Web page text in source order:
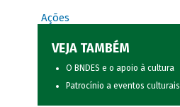
Ações
VEJA TAMBÉM
O BNDES e o apoio à cultura
Patrocínio a eventos culturais